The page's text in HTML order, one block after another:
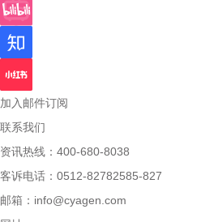
加入邮件订阅
联系我们
资讯热线：400-680-8038
客诉电话：0512-82782585-827
邮箱： info@cyagen.com